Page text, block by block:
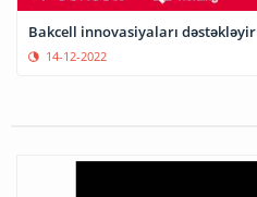
Bakcell innovasiyaları dəstəkləyir
14-12-2022